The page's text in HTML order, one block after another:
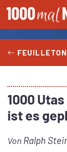
Zum
Inhalt
springen
FEUILLETON
1000
ist es
Von Ralph